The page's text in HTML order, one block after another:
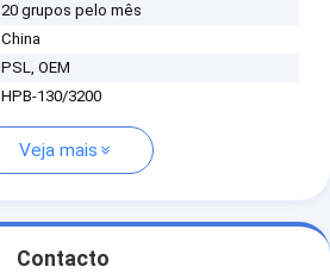
20 grupos pelo mês
China
PSL, OEM
HPB-130/3200
Veja mais
Contacto